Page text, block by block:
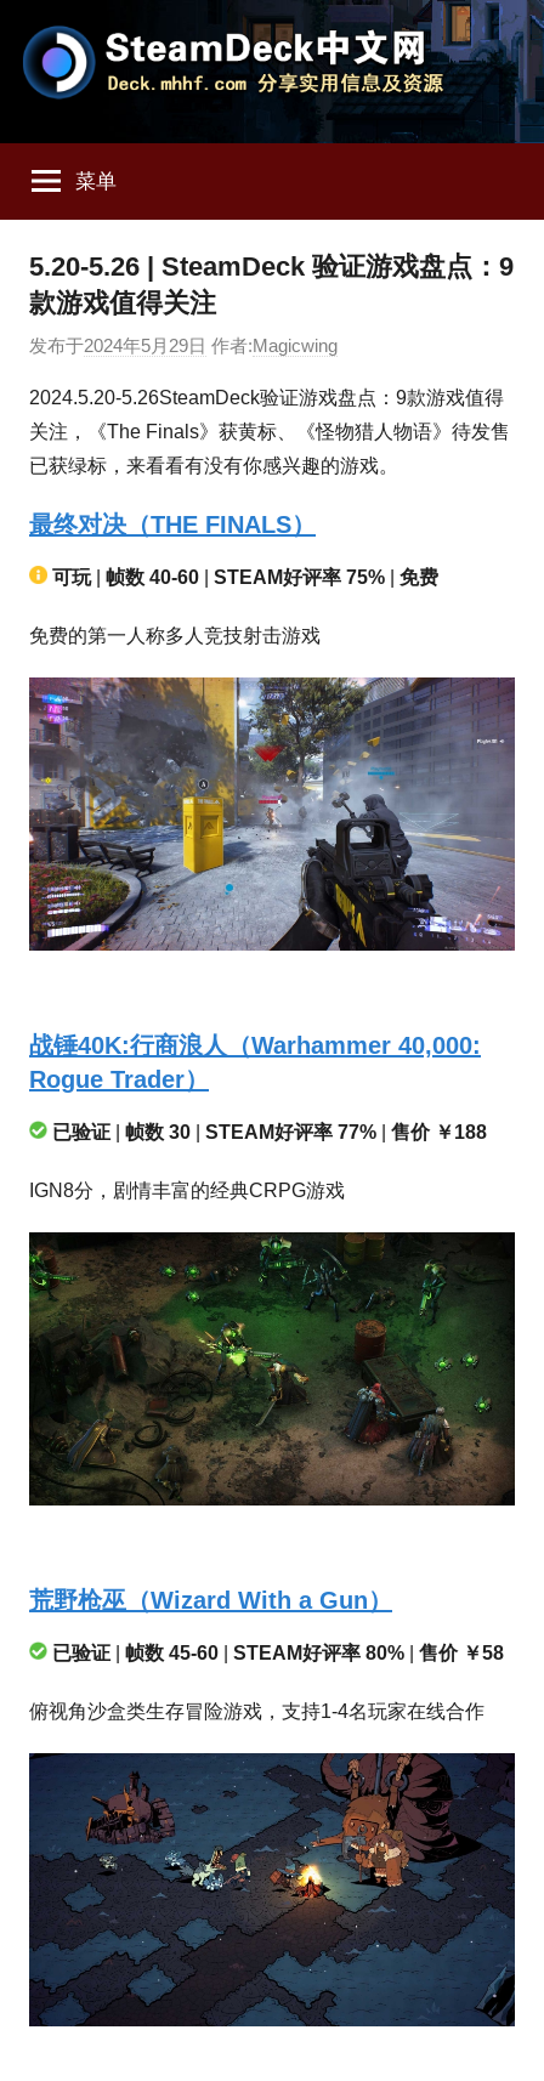
SteamDeck
中
文
网
享
SteamDeck
用
信
资
源
菜单
5.20-5.26 | SteamDeck 验证游戏盘点：9
款游戏值得关注
发布于2024年5月29日 作者:Magicwing
2024.5.20-5.26SteamDeck验证游戏盘点：9款游戏值得
关注，《The Finals》获黄标、《怪物猎人物语》待发售
已获绿标，来看看有没有你感兴趣的游戏。
最终对决（THE FINALS）
可玩| 帧数 40-60 STEAM好评率 75% 免费
免费的第一人称多人竞技射击游戏
战锤40K:行商浪人（Warhammer 40,000:
Rogue Trader）
已验证 帧数 30 STEAM好评率 77% 售价 ￥188
IGN8分，剧情丰富的经典CRPG游戏
荒野枪巫（Wizard With a Gun）
已验证 帧数 45-60 STEAM好评率 80% 售价 ￥58
俯视角沙盒类生存冒险游戏，支持1-4名玩家在线合作